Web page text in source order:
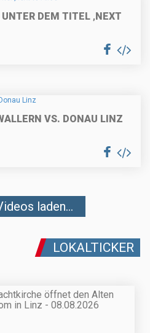
DEM TITEL ‚NEXT
VS. DONAU LINZ
laden...
LOKALTICKER
öffnet den Alten
in Linz - 08.08.2026